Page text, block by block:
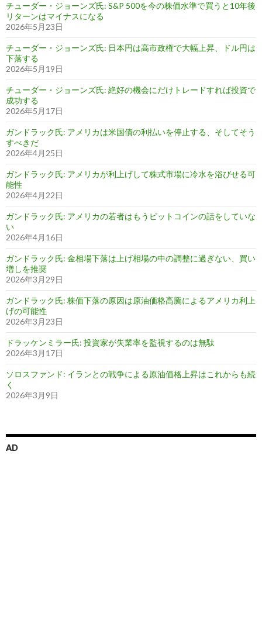
チューダー・ジョーンズ氏: S&P 500を今の株価水準で買うと10年後
リターンはマイナスになる
2026年5月23日
チューダー・ジョーンズ氏: 日本円は高市政権で大幅上昇、ドル円は
下落する
2026年5月19日
チューダー・ジョーンズ氏: 絶好の機会にだけトレードすれば投資で
成功する
2026年5月17日
ガンドラック氏: アメリカは米国債の利払いを停止する、そしてそう
すべきだ
2026年4月25日
ガンドラック氏: アメリカが利上げして株式市場に冷水を浴びせる可
能性
2026年4月22日
ガンドラック氏: アメリカの若者はもうビットコインの話をしていな
い
2026年4月16日
ガンドラック氏: 金相場下落は上げ相場の中の調整に過ぎない、買い
増しを推奨
2026年3月29日
ガンドラック氏: 株価下落の原因は原油価格高騰によるアメリカ利上
げの可能性
2026年3月23日
ドラッケンミラー氏: 投資家が失業率を監視するのは無駄
2026年3月17日
ソロスファンド: イランとの戦争による原油価格上昇はこれからも続
く
2026年3月9日
AD